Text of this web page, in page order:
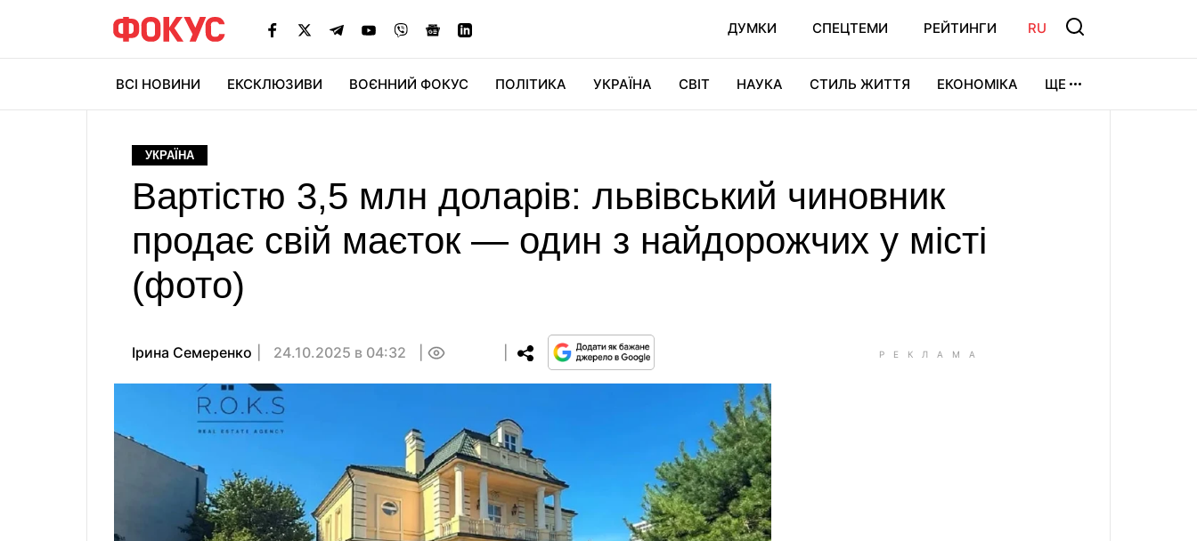
ДУМКИ СПЕЦТЕМИ РЕЙТИНГИ RU
ВСІ НОВИНИ ЕКСКЛЮЗИВИ ВОЄННИЙ ФОКУС ПОЛІТИКА УКРАЇНА СВІТ НАУКА СТИЛЬ ЖИТТЯ ЕКОНОМІКА ЩЕ
УКРАЇНА
Вартістю 3,5 млн доларів: львівський чиновник
продає свій маєток — один з найдорожчих у місті
(фото)
Ірина Семеренко 24.10.2025 в 04:32